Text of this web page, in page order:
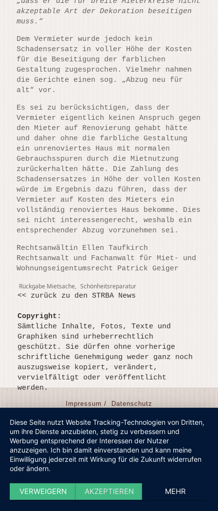
akzeptable Art der Dekoration beseitigen
muss.“
Dem Vermieter wurde jedoch kein
Schadensersatz in voller Höhe der Kosten
für die Beseitigung der farblichen
Gestaltung zugesprochen. Vielmehr nahmen
die Gerichte einen sog. „Abzug neu für
alt“ vor.
Es sei zu berücksichtigen, dass der
Vermieter eigentlich keinen Anspruch gegen
den Mieter auf Renovierung gehabt hätte
und daher ohne die farbliche Gestaltung
ein unrenoviertes Haus mit normalen
Gebrauchsspuren durch die Mietnutzung
zurückerhalten hätte. Die Zahlung des
Schadensersatzes in Höhe der vollen Kosten
würde im Ergebnis dazu führen, dass der
Vermieter auf Kosten des Mieters ein
vollständig renoviertes Haus bekomme. Dies
sei nicht interessengerecht, weshalb ein
entsprechender Abzug vorzunehmen sei.
Rechtsanwältin Ellen Taufkirch
Rechtsanwalt und Fachanwalt für Miet- und
Wohnungseigentumsrecht Patrick Geiger
Tags
Rückgabe Mietsache, Schönheitsreparatur
<< zurück zu den STRBA News
Copyright:
Sämtliche Inhalte, Fotos, Texte und
Graphiken sind urheberrechtlich
geschützt. Sie dürfen ohne vorherige
schriftliche Genehmigung weder ganz noch
auszugsweise kopiert, verändert,
vervielfältigt oder veröffentlicht
werden.
Impressum / Datenschutz
Diese Seite nutzt Website Tracking-Technologien von Dritten,
um ihre Dienste anzubieten, stetig zu verbessern und
Werbung entsprechend der Interessen der Nutzer
anzuzeigen. Ich bin damit einverstanden und kann meine
Einwilligung jederzeit mit Wirkung für die Zukunft widerrufen
oder ändern.
VERWEIGERN AKZEPTIEREN MEHR